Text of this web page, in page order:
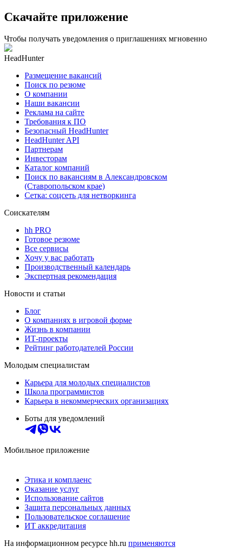
Скачайте приложение
Чтобы получать уведомления о приглашениях мгновенно
HeadHunter
Размещение вакансий
Поиск по резюме
О компании
Наши вакансии
Реклама на сайте
Требования к ПО
Безопасный HeadHunter
HeadHunter API
Партнерам
Инвесторам
Каталог компаний
Поиск по вакансиям в Александровском
(Ставропольском крае)
Сетка: соцсеть для нетворкинга
Соискателям
hh PRO
Готовое резюме
Все сервисы
Хочу у вас работать
Производственный календарь
Экспертная рекомендация
Новости и статьи
Блог
О компаниях в игровой форме
Жизнь в компании
ИТ-проекты
Рейтинг работодателей России
Молодым специалистам
Карьера для молодых специалистов
Школа программистов
Карьера в некоммерческих организациях
Боты для уведомлений
Мобильное приложение
Этика и комплаенс
Оказание услуг
Использование сайтов
Защита персональных данных
Пользовательское соглашение
ИТ аккредитация
На информационном ресурсе hh.ru применяются